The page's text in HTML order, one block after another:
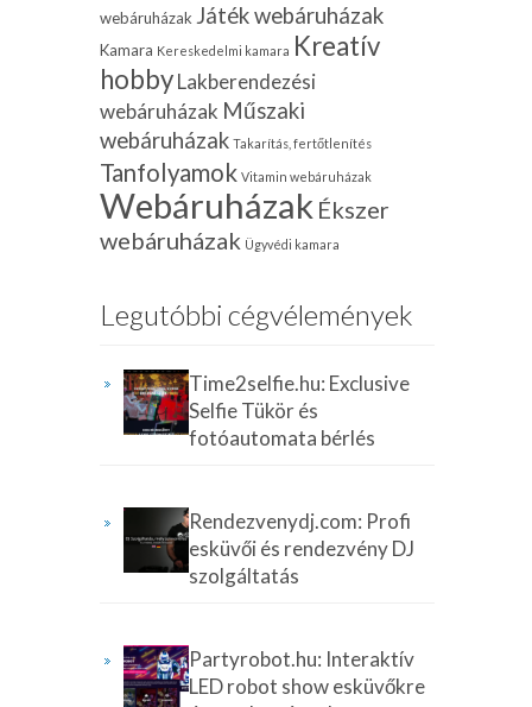
webáruházak Játék webáruházak
Kamara Kereskedelmi kamara Kreatív
hobbyLakberendezési
webáruházak Műszaki
webáruházak Takarítás, fertőtlenítés
Tanfolyamok Vitamin webáruházak
Webáruházak Ékszer
webáruházak Ügyvédi kamara
Legutóbbi cégvélemények
Time2selfie.hu: Exclusive
Selfie Tükör és
fotóautomata bérlés
Rendezvenydj.com: Profi
esküvői és rendezvény DJ
szolgáltatás
Partyrobot.hu: Interaktív
LED robot show esküvőkre